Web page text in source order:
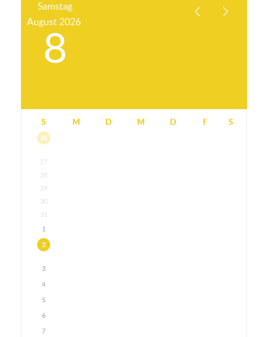
Samstag
August 2026
8
S M D M D F S
26
27
28
29
30
31
1
2
3
4
5
6
7